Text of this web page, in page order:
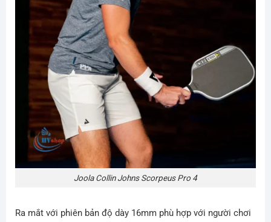
Joola Collin Johns Scorpeus Pro 4
Ra mắt với phiên bản độ dày 16mm phù hợp với người chơi